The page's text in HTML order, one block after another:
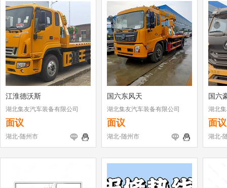
江淮德沃斯
湖北集友汽车装备有限公司
面议
湖北-随州市
国六东风天
湖北集友汽车装备有限公司
面议
湖北-随州市
国六
湖北
面议
湖北-